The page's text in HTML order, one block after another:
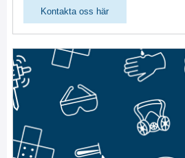
Kontakta oss här